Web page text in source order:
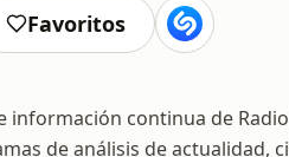
Favoritos
información continua de
de análisis de actualidad,